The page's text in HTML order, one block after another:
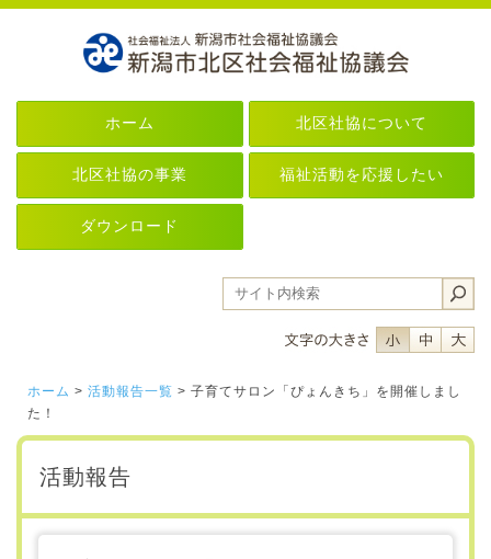
ホーム 北区社協について
北区社協の事業 福祉活動を応援したい
ダウンロード
フォントサイ
フォン
ホーム > 活動報告一覧 > 子育てサロン「ぴょんきち」を開催しまし
た！
活動報告